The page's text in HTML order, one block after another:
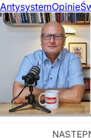
AntysystemOpinie